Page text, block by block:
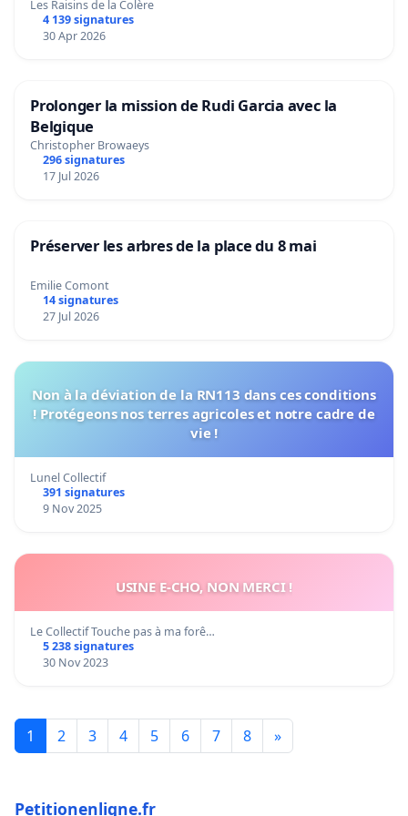
Les Raisins de la Colère
4 139 signatures
30 Apr 2026
Prolonger la mission de Rudi Garcia avec la
Belgique
Christopher Browaeys
296 signatures
17 Jul 2026
Préserver les arbres de la place du 8 mai
Emilie Comont
14 signatures
27 Jul 2026
Non à la déviation de la RN113 dans ces conditions
! Protégeons nos terres agricoles et notre cadre de
vie !
Lunel Collectif
391 signatures
9 Nov 2025
USINE E-CHO, NON MERCI !
Le Collectif Touche pas à ma forê…
5 238 signatures
30 Nov 2023
1 2 3 4 5 6 7 8 »
Petitionenligne.fr